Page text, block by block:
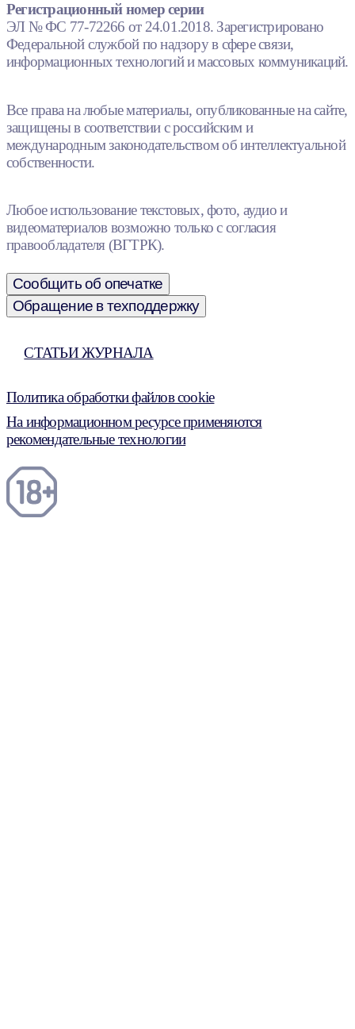
Регистрационный номер серии
ЭЛ № ФС 77-72266 от 24.01.2018. Зарегистрировано
Федеральной службой по надзору в сфере связи,
информационных технологий и массовых коммуникаций.
Все права на любые материалы, опубликованные на сайте,
защищены в соответствии с российским и
международным законодательством об интеллектуальной
собственности.
Любое использование текстовых, фото, аудио и
видеоматериалов возможно только с согласия
правообладателя (ВГТРК).
Сообщить об опечатке
Обращение в техподдержку
СТАТЬИ ЖУРНАЛА
Политика обработки файлов cookie
На информационном ресурсе применяются
рекомендательные технологии